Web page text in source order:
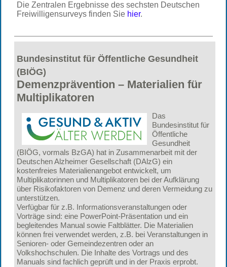
Die Zentralen Ergebnisse des sechsten Deutschen
Freiwilligensurveys finden Sie hier.
Bundesinstitut für Öffentliche Gesundheit
(BIÖG)
Demenzprävention – Materialien für
Multiplikatoren
Das
Bundesinstitut für
Öffentliche
Gesundheit
(BIÖG, vormals BzGA) hat in Zusammenarbeit mit der
Deutschen Alzheimer Gesellschaft (DAlzG) ein
kostenfreies Materialienangebot entwickelt, um
Multiplikatorinnen und Multiplikatoren bei der Aufklärung
über Risikofaktoren von Demenz und deren Vermeidung zu
unterstützen.
Verfügbar für z.B. Informationsveranstaltungen oder
Vorträge sind: eine PowerPoint-Präsentation und ein
begleitendes Manual sowie Faltblätter. Die Materialien
können frei verwendet werden, z.B. bei Veranstaltungen in
Senioren- oder Gemeindezentren oder an
Volkshochschulen. Die Inhalte des Vortrags und des
Manuals sind fachlich geprüft und in der Praxis erprobt.